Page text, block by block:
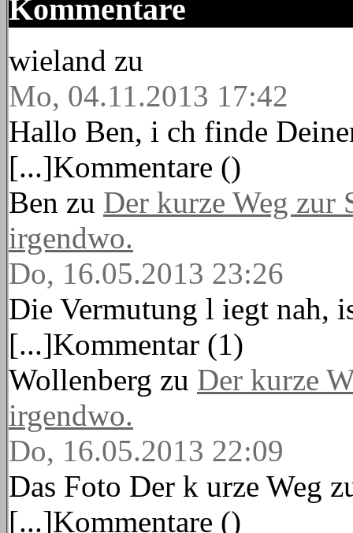
Kommentare
wieland zu
Mo, 04.11.2013 17:42
Hallo Ben, i ch finde
[...]Kommentare ()
Ben zu Der kurze Weg zur
irgendwo.
Do, 16.05.2013 23:26
Die Vermutung l iegt nah,
[...]Kommentar (1)
Wollenberg zu Der kurze
irgendwo.
Do, 16.05.2013 22:09
Das Foto Der k urze Weg
[...]Kommentare ()